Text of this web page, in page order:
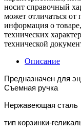
носит справочный
может отличаться от
информация о
технических
технической
Описание
Предназначен для
Съемная ручка
Нержавеющая сталь
тип корзинки-